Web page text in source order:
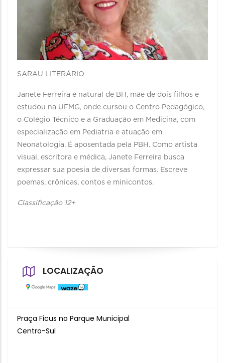
SARAU LITERÁRIO
Janete Ferreira é natural de BH, mãe de dois filhos e
estudou na UFMG, onde cursou o Centro Pedagógico,
o Colégio Técnico e a Graduação em Medicina, com
especialização em Pediatria e atuação em
Neonatologia. É aposentada pela PBH. Como artista
visual, escritora e médica, Janete Ferreira busca
expressar sua poesia de diversas formas. Escreve
poemas, crônicas, contos e minicontos.
Classificação 12+
LOCALIZAÇÃO
Praça Ficus no Parque Municipal
Centro-Sul